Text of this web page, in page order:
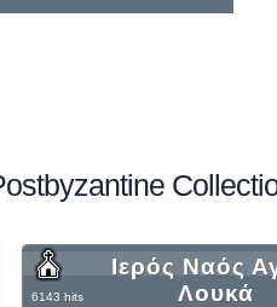
Ιερός Ναός
Λουκά
6143 hits